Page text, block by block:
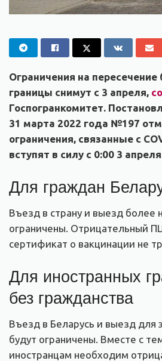
Ограничения на пересечение
границы снимут с 3 апреля,
Госпогранкомитет.
31 марта 2022 года №197
ограничения, связанные с
вступят в силу с 0:00 3
Для граждан
Въезд в страну и выезд более
ограничены. Отрицательный
сертификат о вакцинации не
Для иностранных
без гражданства
Въезд в Беларусь и выезд для
будут ограничены. Вместе с
иностранцам необходим